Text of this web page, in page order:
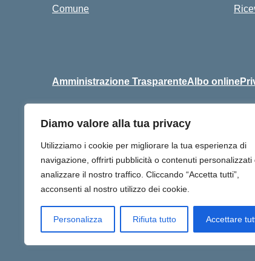
Diamo valore alla tua privacy
Utilizziamo i cookie per migliorare la tua esperienza di
navigazione, offrirti pubblicità o contenuti personalizzati
analizzare il nostro traffico. Cliccando “Accetta tutti”,
acconsenti al nostro utilizzo dei cookie.
Personalizza Rifiuta tutto Accettare
Comune
Amministrazione TrasparenteAlbo online
Centralino:
+39 06